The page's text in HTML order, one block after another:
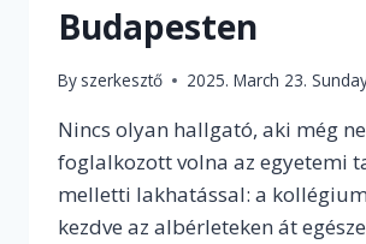
Budapesten
By szerkesztő 2025. March 23.
Nincs olyan hallgató, aki még ne
foglalkozott volna az egyetemi
melletti lakhatással: a
kezdve az albérleteken át